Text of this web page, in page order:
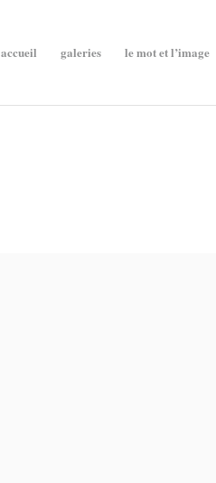
accueil galeries le mot et l’image